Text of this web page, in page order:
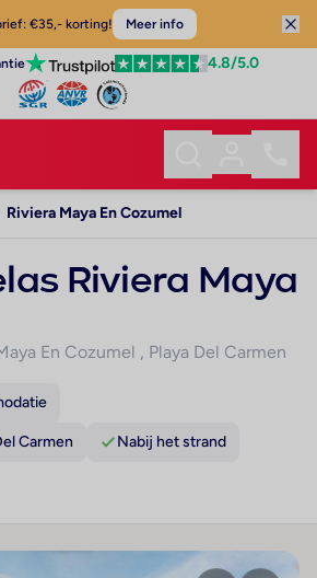
€35,- korting! Meer info
4.8/5.0
Riviera Maya En Cozumel
Riviera Maya
En Cozumel , Playa Del Carmen
Carmen Nabij het strand